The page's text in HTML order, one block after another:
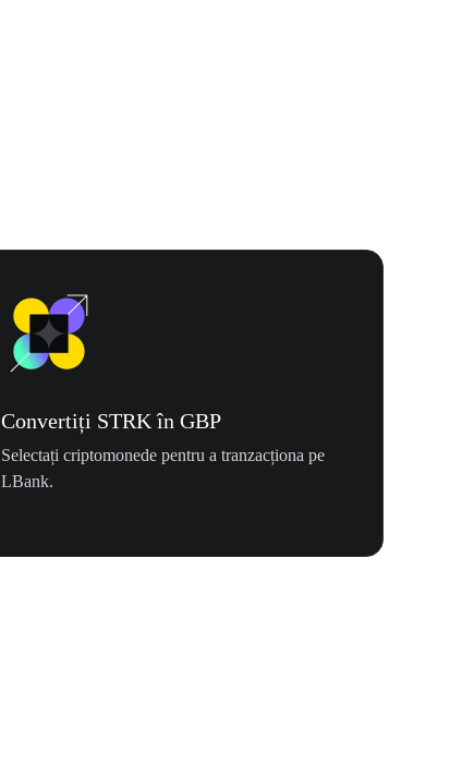
Convertiți STRK în GBP
Selectați criptomonede pentru a tranzacționa pe
LBank.